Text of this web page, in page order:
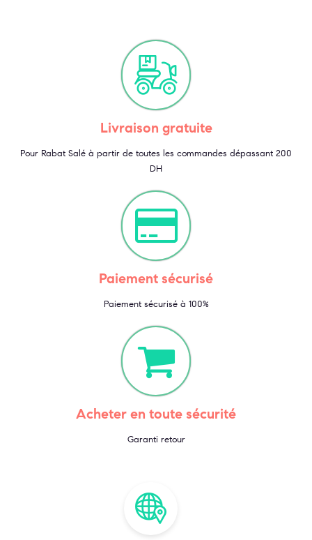
Livraison gratuite
Pour Rabat Salé à partir de toutes les commandes dépassant 200
DH
Paiement sécurisé
Paiement sécurisé à 100%
Acheter en toute sécurité
Garanti retour